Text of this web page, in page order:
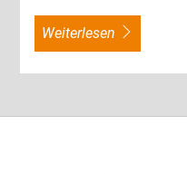
weiterlesen